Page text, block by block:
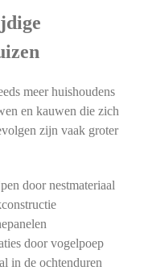
meer huishoudens
en kauwen die zich
zijn vaak groter
door nestmateriaal
door vogelpoep
in de ochtenduren